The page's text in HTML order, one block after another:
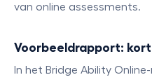
van online assessments.
Voorbeeldrapport:
In het Bridge Ability